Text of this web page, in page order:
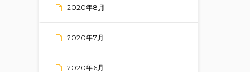
2020年8月
2020年7月
2020年6月